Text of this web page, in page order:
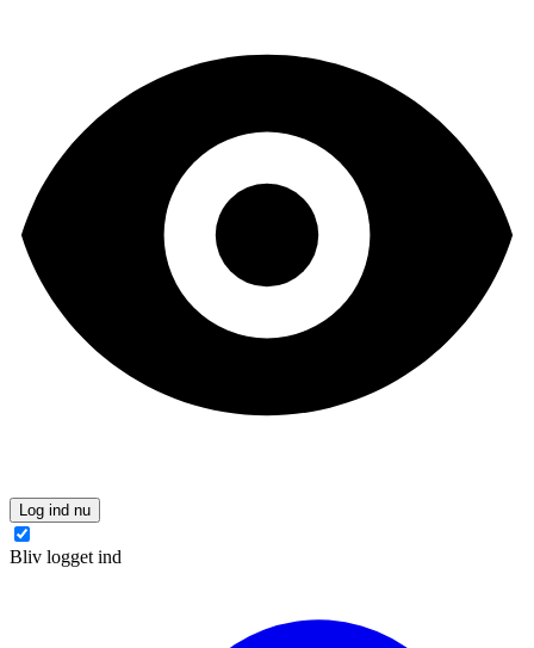
Log ind nu
Bliv logget ind